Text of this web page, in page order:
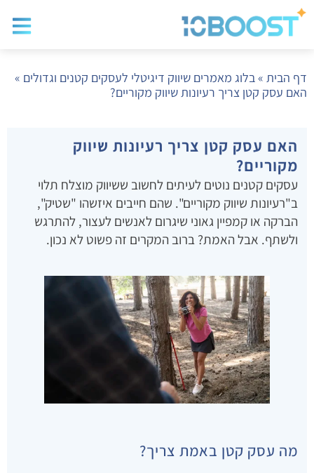
דף הבית »בלוג מאמרים שיווק דיגיטלי לעסקים קטנים וגדולים »
האם עסק קטן צריך רעיונות שיווק מקוריים?
האם עסק קטן צריך רעיונות שיווק
מקוריים?
עסקים קטנים נוטים לעיתים לחשוב ששיווק מוצלח תלוי
ב"רעיונות שיווק מקוריים". שהם חייבים איזשהו "שטיק",
הברקה או קמפיין גאוני שיגרום לאנשים לעצור, להתרגש
ולשתף. אבל האמת? ברוב המקרים זה פשוט לא נכון.
מה עסק קטן באמת צריך?